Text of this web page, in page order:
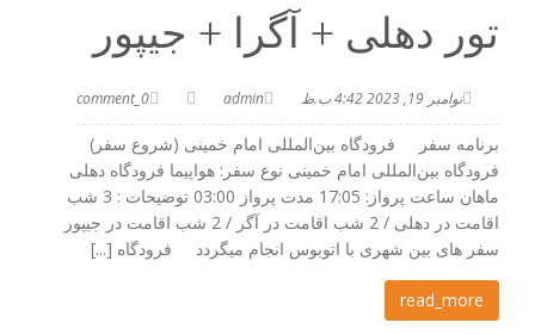
تور دهلی + آگرا + جیپور
نوامبر 19, 2023 4:42 ب.ظ admin
0_comment
برنامه سفر فرودگاه بین‌المللی امام خمینی (شروع سفر)
فرودگاه بین‌المللی امام خمینی نوع سفر: هواپیما فرودگاه دهلی
ماهان ساعت پرواز: 17:05 مدت پرواز 03:00 توضیحات : 3 شب
اقامت در دهلی / 2 شب اقامت در آگر / 2 شب اقامت در جیپور
سفر های بین شهری با اتوبوس انجام میگردد فرودگاه [...]
read_more